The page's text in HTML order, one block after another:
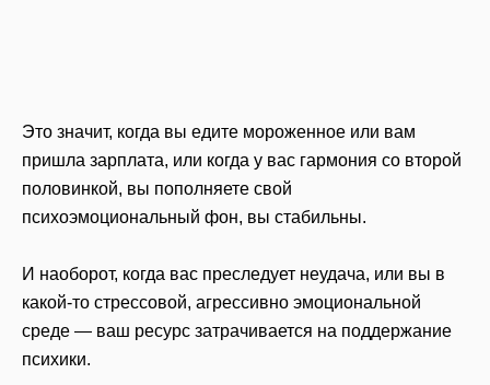
Это значит, когда вы едите мороженное или вам
пришла зарплата, или когда у вас гармония со второй
половинкой, вы пополняете свой
психоэмоциональный фон, вы стабильны.
И наоборот, когда вас преследует неудача, или вы в
какой-то стрессовой, агрессивно эмоциональной
среде — ваш ресурс затрачивается на поддержание
психики.